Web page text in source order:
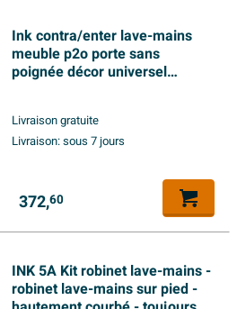
Ink contra/enter lave-mains
meuble p2o porte sans
poignée décor universel
Livraison gratuite
Livraison:sous 7 jours
372,60
INK 5A Kit robinet lave-mains -
robinet lave-mains sur pied -